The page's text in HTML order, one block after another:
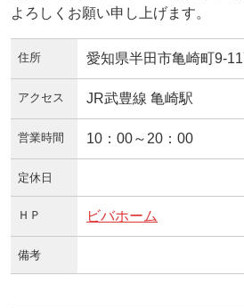
よろしくお願い申し上げます。
住所 愛知県半田市亀崎町9-
アクセス JR武豊線 亀崎駅
営業時間 10：00～20：00
定休日
ＨＰ ビバホーム
備考